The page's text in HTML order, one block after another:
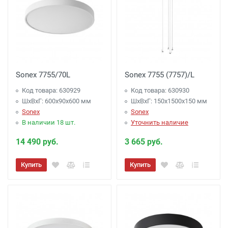
Акция: Доставка до: Наро-Фоминск,
Апрелевка, п.Селятино, п.Московский -
Бесплатно(при заказе более 7000 рублей),
Доставка до терминала Транспортной
Компании- (для Регионов)Подробнее
Sonex 7755/70L
Код товара: 630929
ШхВхГ: 600x90x600 мм
Sonex
В наличии 18 шт.
14 490 руб.
Купить
Sonex 7755 (7757)/L
Код товара: 630930
ШхВхГ: 150x1500x150 мм
Sonex
Уточнить наличие
3 665 руб.
Купить